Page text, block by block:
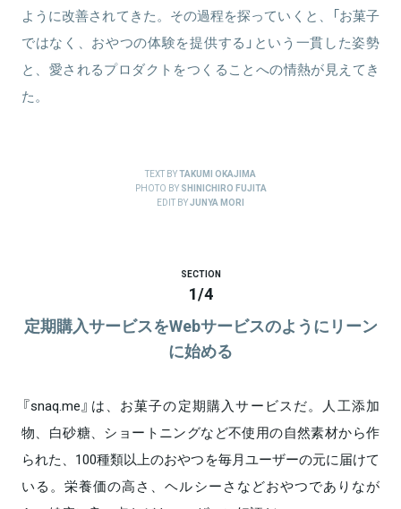
ように改善されてきた。その過程を探っていくと、「お菓子
ではなく、おやつの体験を提供する」という一貫した姿勢
と、愛されるプロダクトをつくることへの情熱が見えてき
た。
TEXT BYTAKUMI OKAJIMA
PHOTO BY SHINICHIRO FUJITA
EDIT BYJUNYA MORI
SECTION
1/4
定期購入サービスをWebサービスのようにリーン
に始める
『snaq.me』は、お菓子の定期購入サービスだ。人工添加
物、白砂糖、ショートニングなど不使用の自然素材から作
られた、100種類以上のおやつを毎月ユーザーの元に届けて
いる。栄養価の高さ、ヘルシーさなどおやつでありなが